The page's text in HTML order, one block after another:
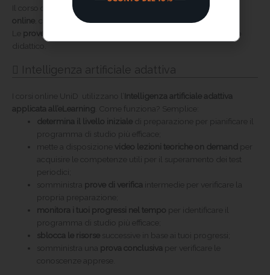
Il corso online ECDL Full Standard viene erogato
interamente
online , con contenuti visibilion demand24 ore su 24.
Le prove
didattico.
Intelligenza artificiale adattiva
I corsi online UniD utilizzano l’ Intelligenza artificiale adattiva
applicata all’eLearning . Come funziona? Semplice:
determina il livello iniziale di preparazione per pianificare il
programma di studio più efficace;
mette a disposizione video lezioni teoriche on demand per
acquisire le competenze utili per il superamento dei test
periodici;
somministra prove di verifica intermedie per verificare la
propria preparazione;
monitora i tuoi progressi nel tempo per identificare il
programma di studio più efficace;
sblocca le risorse successive in base ai tuoi progressi;
somministra una prova conclusiva per verificare le
conoscenze apprese.